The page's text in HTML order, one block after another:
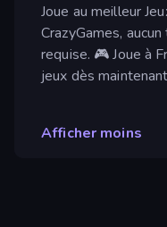
Joue au meilleur
CrazyGames,
requise. 🎮 Joue à
jeux dès
Afficher moins